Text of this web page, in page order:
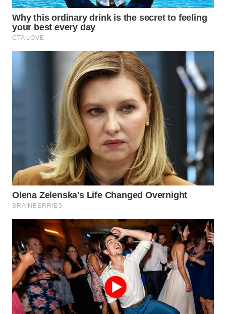
SUMEDANG
WN
TANGERANG
BINJAI
WN
CIREBON
WN
INDRAMAYU
WN
KUNINGAN
WN